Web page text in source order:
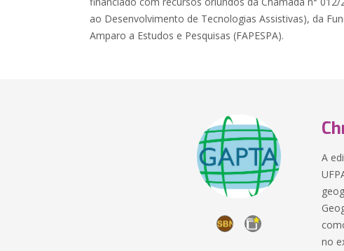
ao Desenvolvimento de Tecnologias Assistivas), da
Amparo a Estudos e Pesquisas (FAPESPA).
A
no